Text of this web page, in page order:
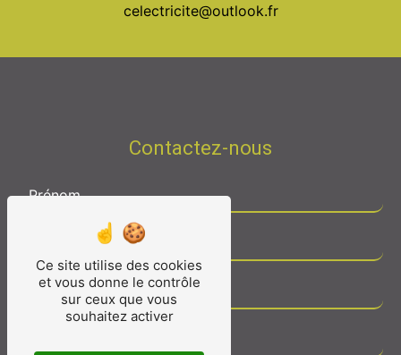
celectricite@outlook.fr
Contactez-nous
Ce site utilise des cookies
et vous donne le contrôle
sur ceux que vous
souhaitez activer